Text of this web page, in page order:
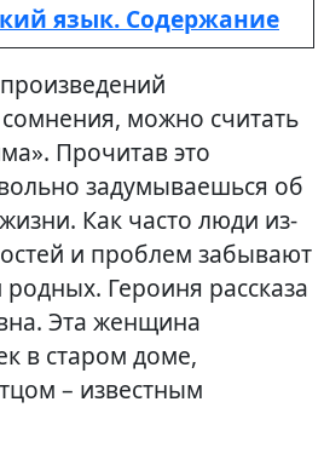
язык. Содержание
сомнения, можно считать
Прочитав это
задумываешься об
Как часто люди из-
и проблем забывают
Героиня рассказа
Эта женщина
в старом доме,
– известным